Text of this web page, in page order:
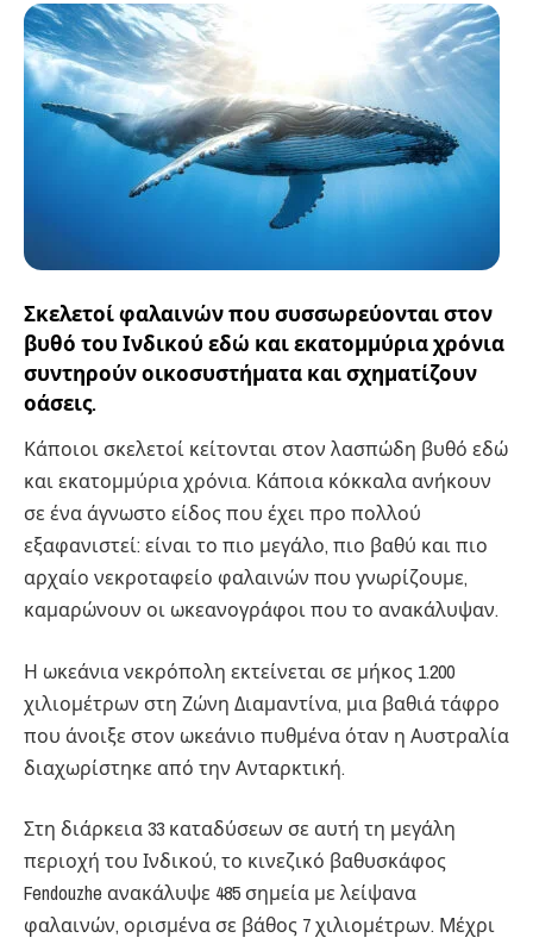
Σκελετοί φαλαινών που συσσωρεύονται στον
βυθό του Ινδικού εδώ και εκατομμύρια χρόνια
συντηρούν οικοσυστήματα και σχηματίζουν
οάσεις.
Κάποιοι σκελετοί κείτονται στον λασπώδη βυθό εδώ
και εκατομμύρια χρόνια. Κάποια κόκκαλα ανήκουν
σε ένα άγνωστο είδος που έχει προ πολλού
εξαφανιστεί: είναι το πιο μεγάλο, πιο βαθύ και πιο
αρχαίο νεκροταφείο φαλαινών που γνωρίζουμε,
καμαρώνουν οι ωκεανογράφοι που το ανακάλυψαν.
Η ωκεάνια νεκρόπολη εκτείνεται σε μήκος 1.200
χιλιομέτρων στη Ζώνη Διαμαντίνα, μια βαθιά τάφρο
που άνοιξε στον ωκεάνιο πυθμένα όταν η Αυστραλία
διαχωρίστηκε από την Ανταρκτική.
Στη διάρκεια 33 καταδύσεων σε αυτή τη μεγάλη
περιοχή του Ινδικού, το κινεζικό βαθυσκάφος
Fendouzhe ανακάλυψε 485 σημεία με λείψανα
φαλαινών, ορισμένα σε βάθος 7 χιλιομέτρων. Μέχρι